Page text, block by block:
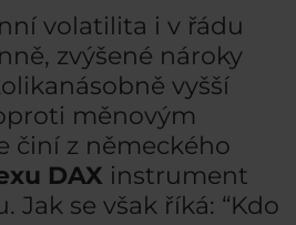
volatilita i v řádu
zvýšené nároky
vyšší
měnovým
činí z německého
DAX instrument
Jak se však říká: “Kdo